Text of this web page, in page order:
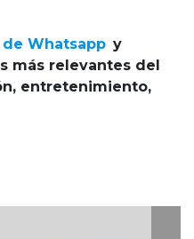
Whatsapp y
más relevantes del
entretenimiento,